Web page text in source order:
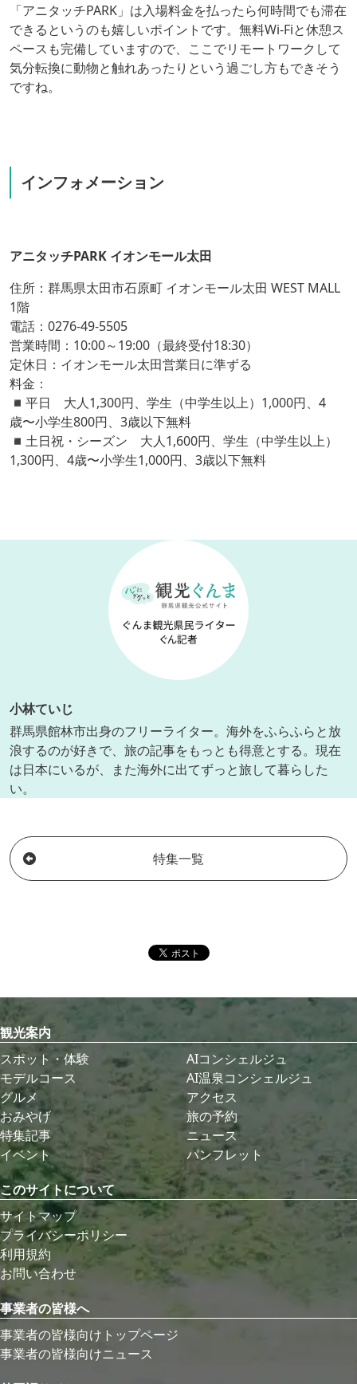
「アニタッチPARK」は入場料金を払ったら何時間でも滞在
できるというのも嬉しいポイントです。無料Wi-Fiと休憩ス
ペースも完備していますので、ここでリモートワークして
気分転換に動物と触れあったりという過ごし方もできそう
ですね。
インフォメーション
アニタッチPARK イオンモール太田
住所：群馬県太田市石原町 イオンモール太田 WEST MALL
1階
電話：0276-49-5505
営業時間：10:00～19:00（最終受付18:30）
定休日：イオンモール太田営業日に準ずる
料金：
◾️平日 大人1,300円、学生（中学生以上）1,000円、4
歳〜小学生800円、3歳以下無料
◾️土日祝・シーズン 大人1,600円、学生（中学生以上）
1,300円、4歳〜小学生1,000円、3歳以下無料
小林ていじ
群馬県館林市出身のフリーライター。海外をふらふらと放
浪するのが好きで、旅の記事をもっとも得意とする。現在
は日本にいるが、また海外に出てずっと旅して暮らした
い。
特集一覧
観光案内
スポット・体験
モデルコース
グルメ
おみやげ
特集記事
イベント
AIコンシェルジュ
AI温泉コンシェルジュ
アクセス
旅の予約
ニュース
パンフレット
このサイトについて
サイトマップ
プライバシーポリシー
利用規約
お問い合わせ
事業者の皆様へ
事業者の皆様向けトップページ
事業者の皆様向けニュース